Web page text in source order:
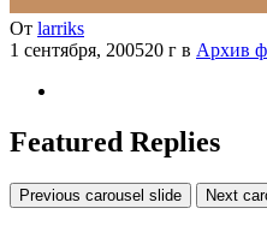
От larriks
1 сентября, 200520 г в Архив
Featured Replies
Previous carousel slide Next